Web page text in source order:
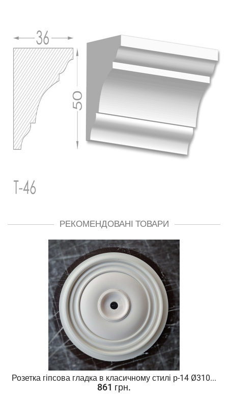
РЕКОМЕНДОВАНІ ТОВАРИ
Розетка гіпсова гладка в класичному стилі р-14 Ø310...
861 грн.